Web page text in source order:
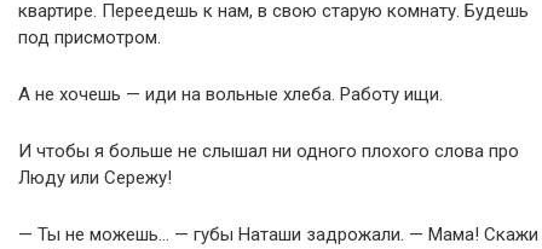
квартире. Переедешь к нам, в свою старую комнату. Будешь
под присмотром.
А не хочешь — иди на вольные хлеба. Работу ищи.
И чтобы я больше не слышал ни одного плохого слова про
Люду или Сережу!
— Ты не можешь… — губы Наташи задрожали. — Мама! Скажи